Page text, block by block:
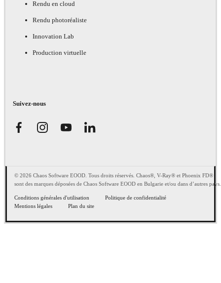
Rendu en cloud
Rendu photoréaliste
Innovation Lab
Production virtuelle
Suivez-nous
© 2026 Chaos Software EOOD. Tous droits réservés. Chaos®, V-Ray® et Phoenix FD®
sont des marques déposées de Chaos Software EOOD en Bulgarie et/ou dans d’autres pays.
Conditions générales d'utilisation
Politique de confidentialité
Mentions légales
Plan du site